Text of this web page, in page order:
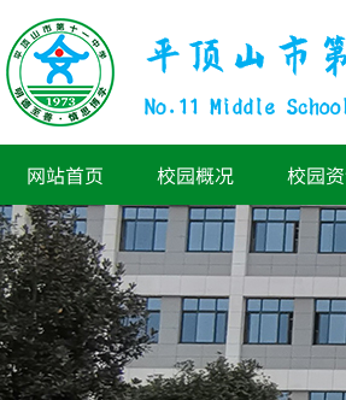
网站首页 校园概况 校园